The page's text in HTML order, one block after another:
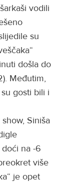
vodili
su
došla do
Međutim,
gosti bili i
Siniša
na -6
više
je opet